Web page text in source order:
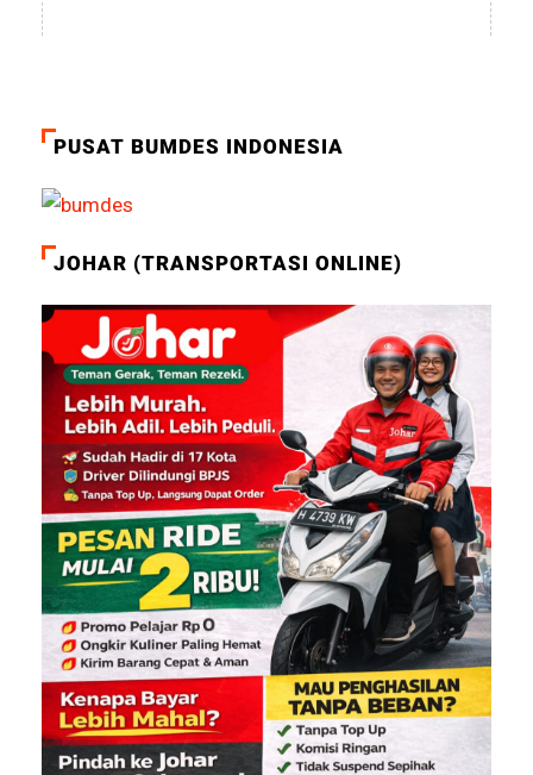
PUSAT BUMDES INDONESIA
JOHAR (TRANSPORTASI ONLINE)